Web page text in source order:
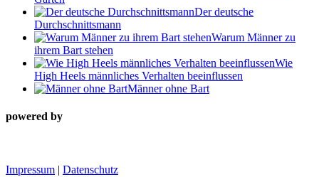
Der deutsche
Durchschnittsmann
Warum Männer zu
ihrem Bart stehen
Wie
High Heels männliches Verhalten beeinflussen
Männer ohne Bart
powered by
Impressum | Datenschutz